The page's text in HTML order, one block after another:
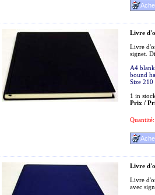
Livre
Livre
signet.
A4
bound
Size
1 in
Prix /
Quantité:
Livre
Livre
avec